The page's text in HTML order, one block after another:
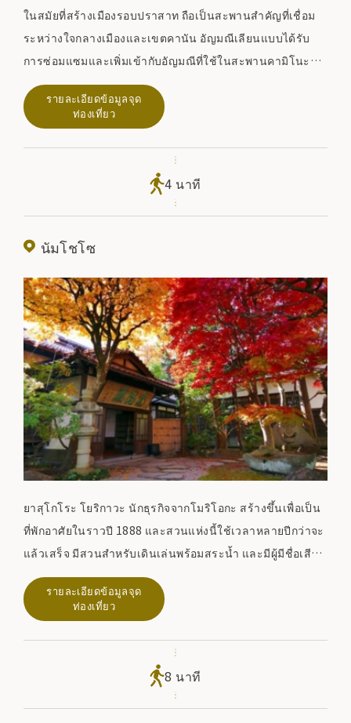
ในสมัยที่สร้างเมืองรอบปราสาท ถือเป็นสะพานสำคัญที่เชื่อม
ระหว่างใจกลางเมืองและเขตคานัน อัญมณีเลียนแบบได้รับ
การซ่อมแซมและเพิ่มเข้ากับอัญมณีที่ใช้ในสะพานคามิโนะบา
ชิและโยโนจิในอดีต
รายละเอียดข้อมูลจุด
ท่องเที่ยว
4 นาที
นัมโชโซ
ยาสุโกโระ โยริกาวะ นักธุรกิจจากโมริโอกะ สร้างขึ้นเพื่อเป็น
ที่พักอาศัยในราวปี 1888 และสวนแห่งนี้ใช้เวลาหลายปีกว่าจะ
แล้วเสร็จ มีสวนสำหรับเดินเล่นพร้อมสระน้ำ และมีผู้มีชื่อเสียง
มากมายมาเยี่ยมชม รวมถึงทาคาชิฮาระด้วย สวนที่ได้รับการ
คุ้มครองและอาคารภูมิทัศน์ที่สำคัญในเมืองโมริโอกะ สวนแห่ง
นี้ได้รับการขึ้นทะเบียนเป็นอนุสรณ์สถานแห่งชาติ
รายละเอียดข้อมูลจุด
ท่องเที่ยว
8 นาที